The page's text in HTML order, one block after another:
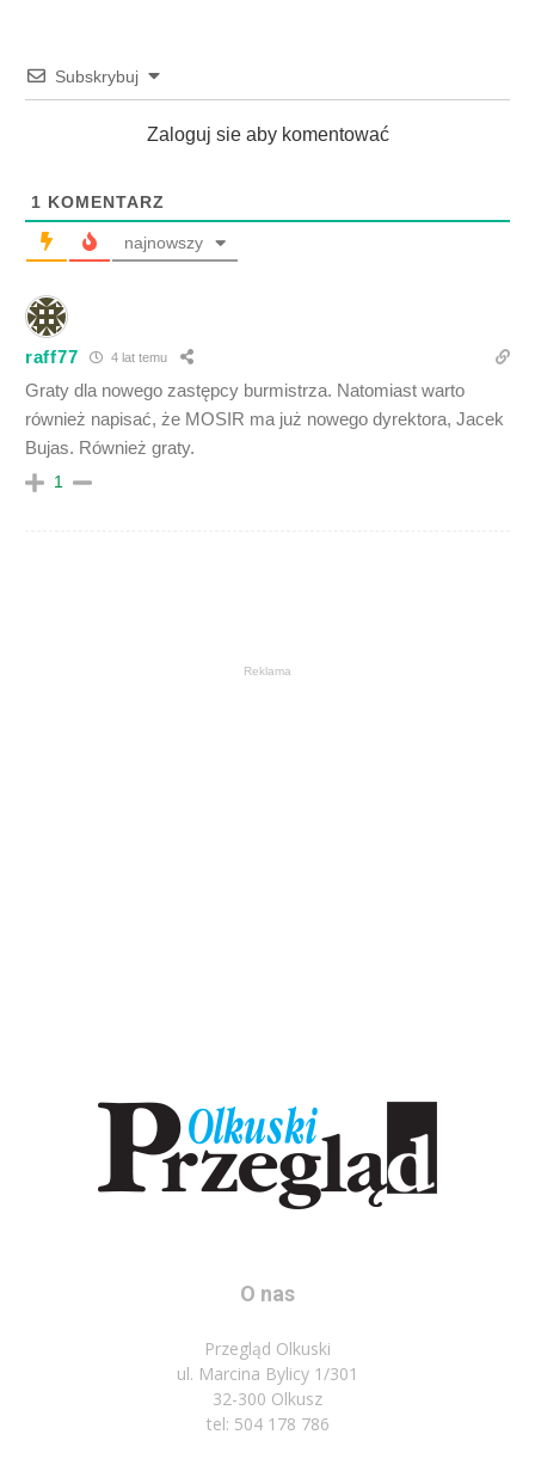
Subskrybuj
Zaloguj sie aby komentować
1 KOMENTARZ
najnowszy
raff77 4 lat temu
Graty dla nowego zastępcy burmistrza. Natomiast warto
również napisać, że MOSIR ma już nowego dyrektora, Jacek
Bujas. Również graty.
1
Reklama
O nas
Przegląd Olkuski
ul. Marcina Bylicy 1/301
32-300 Olkusz
tel: 504 178 786